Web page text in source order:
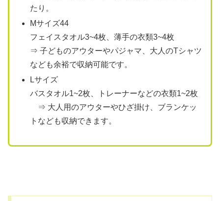
たり。
Mサイズ44
フェイスタオル3~4枚、薄手の衣類3~4枚
⇒ 子どものアウターやパジャマ、大人のTシャツ
なども余裕で収納可能です。
Lサイズ
バスタオル1~2枚、トレーナーなどの衣類1~2枚
⇒ 大人用のアウターやひざ掛け、ブランケッ
トなども収納できます。